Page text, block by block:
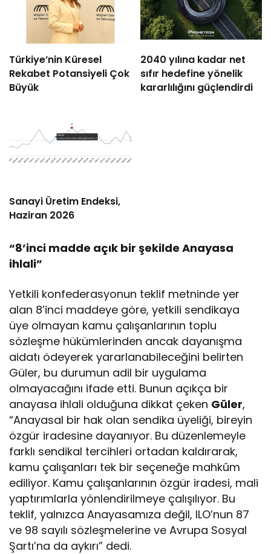
Türkiye’nin Küresel
Rekabet Potansiyeli Çok
Büyük
2040 yılına kadar net
sıfır hedefine yönelik
kararlılığını güçlendirdi
Sanayi Üretim Endeksi,
Haziran 2026
“8’inci madde açık bir şekilde Anayasa
ihlali”
Yetkili konfederasyonun teklif metninde yer
alan 8’inci maddeye göre, yetkili sendikaya
üye olmayan kamu çalışanlarının toplu
sözleşme hükümlerinden ancak dayanışma
aidatı ödeyerek yararlanabileceğini belirten
Güler, bu durumun adil bir uygulama
olmayacağını ifade etti. Bunun açıkça bir
anayasa ihlali olduğuna dikkat çeken Güler,
“Anayasal bir hak olan sendika üyeliği, bireyin
özgür iradesine dayanıyor. Bu düzenlemeyle
farklı sendikal tercihleri ortadan kaldırarak,
kamu çalışanları tek bir seçeneğe mahkûm
ediliyor. Kamu çalışanlarının özgür iradesi, mali
yaptırımlarla yönlendirilmeye çalışılıyor. Bu
teklif, yalnızca Anayasamıza değil, ILO’nun 87
ve 98 sayılı sözleşmelerine ve Avrupa Sosyal
Şartı’na da aykırı” dedi.